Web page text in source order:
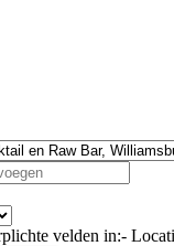
velden in:-